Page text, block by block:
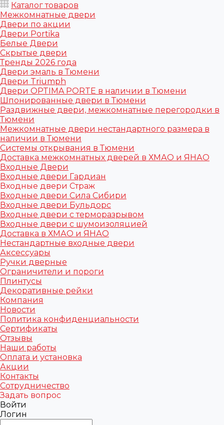
Каталог товаров
Межкомнатные двери
Двери по акции
Двери Portika
Белые Двери
Скрытые двери
Тренды 2026 года
Двери эмаль в Тюмени
Двери Triumph
Двери OPTIMA PORTE в наличии в Тюмени
Шпонированные двери в Тюмени
Раздвижные двери, межкомнатные перегородки в
Тюмени
Межкомнатные двери нестандартного размера в
наличии в Тюмени
Системы открывания в Тюмени
Доставка межкомнатных дверей в ХМАО и ЯНАО
Входные Двери
Входные двери Гардиан
Входные двери Страж
Входные двери Сила Сибири
Входные двери Бульдорс
Входные двери с терморазрывом
Входные двери с шумоизоляцией
Доставка в ХМАО и ЯНАО
Нестандартные входные двери
Аксессуары
Ручки дверные
Ограничители и пороги
Плинтусы
Декоративные рейки
Компания
Новости
Политика конфиденциальности
Сертификаты
Отзывы
Наши работы
Оплата и установка
Акции
Контакты
Сотрудничество
Задать вопрос
Войти
Логин